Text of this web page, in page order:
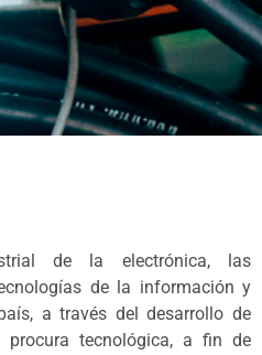
de la electrónica, las
de la información y
a través del desarrollo de
procura tecnológica, a fin de